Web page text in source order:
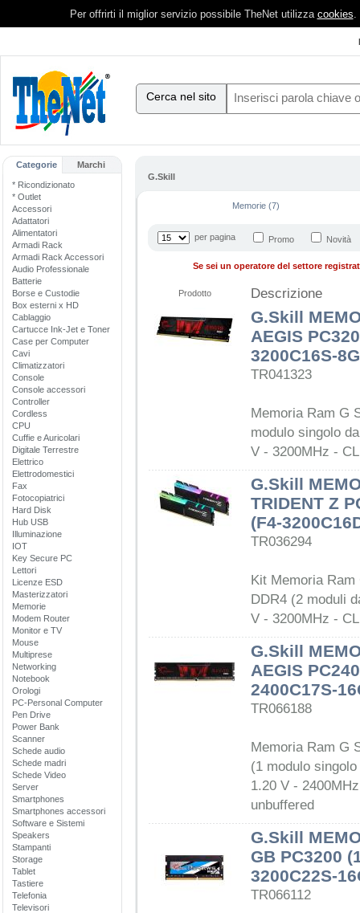
Per offrirti il miglior servizio possibile TheNet utilizza cookies.
Cerca nel sito
Categorie Marchi
* Ricondizionato
* Outlet
Accessori
Adattatori
Alimentatori
Armadi Rack
Armadi Rack Accessori
Audio Professionale
Batterie
Borse e Custodie
Box esterni x HD
Cablaggio
Cartucce Ink-Jet e Toner
Case per Computer
Cavi
Climatizzatori
Console
Console accessori
Controller
Cordless
CPU
Cuffie e Auricolari
Digitale Terrestre
Elettrico
Elettrodomestici
Fax
Fotocopiatrici
Hard Disk
Hub USB
Illuminazione
IOT
Key Secure PC
Lettori
Licenze ESD
Masterizzatori
Memorie
Modem Router
Monitor e TV
Mouse
Multiprese
Networking
Notebook
Orologi
PC-Personal Computer
Pen Drive
Power Bank
Scanner
Schede audio
Schede madri
Schede Video
Server
Smartphones
Smartphones accessori
Software e Sistemi
Speakers
Stampanti
Storage
Tablet
Tastiere
Telefonia
Televisori
G.Skill
Memorie (7)
per pagina Promo Novità
Se sei un operatore del settore
Prodotto Descrizione
G.Skill
AEGIS
3200C16S-
TR041323
Memoria Ram G
modulo singolo
V - 3200MHz -
G.Skill
TRIDENT Z
(F4-
TR036294
Kit Memoria
DDR4 (2 moduli
V - 3200MHz -
G.Skill
AEGIS
2400C17S-
TR066188
Memoria Ram G
(1 modulo
1.20 V -
unbuffered
G.Skill
GB PC3200
3200C22S-
TR066112